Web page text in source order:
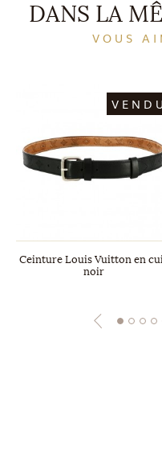
DANS LA
VOUS
VENDU
Ceinture Louis Vuitton en
noir